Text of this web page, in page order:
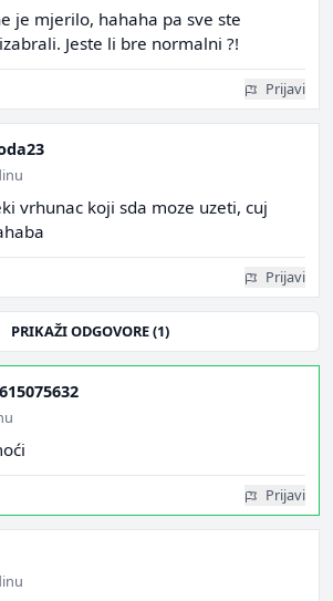
je mjerilo, hahaha pa sve ste
Jeste li bre normalni ?!
Prijavi
vrhunac koji sda moze uzeti, cuj
Prijavi
PRIKAŽI ODGOVORE (1)
Prijavi